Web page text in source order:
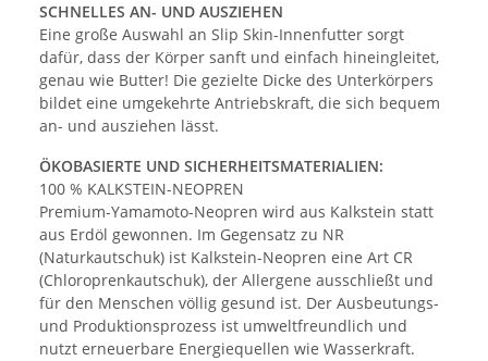
SCHNELLES AN- UND AUSZIEHEN
Eine große Auswahl an Slip Skin-Innenfutter sorgt
dafür, dass der Körper sanft und einfach hineingleitet,
genau wie Butter! Die gezielte Dicke des Unterkörpers
bildet eine umgekehrte Antriebskraft, die sich bequem
an- und ausziehen lässt.
ÖKOBASIERTE UND SICHERHEITSMATERIALIEN:
100 % KALKSTEIN-NEOPREN
Premium-Yamamoto-Neopren wird aus Kalkstein statt
aus Erdöl gewonnen. Im Gegensatz zu NR
(Naturkautschuk) ist Kalkstein-Neopren eine Art CR
(Chloroprenkautschuk), der Allergene ausschließt und
für den Menschen völlig gesund ist. Der Ausbeutungs-
und Produktionsprozess ist umweltfreundlich und
nutzt erneuerbare Energiequellen wie Wasserkraft.